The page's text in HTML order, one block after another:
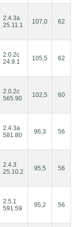
2.4.3a
25.11.1
107,0 62
2.0.2c
24.9.1
105,5 62
2.0.2c
565.90
102,5 60
2.4.3a
581.80
96,3 56
2.4.3
25.10.2
95,5 56
2.5.1
591.59
95,2 56